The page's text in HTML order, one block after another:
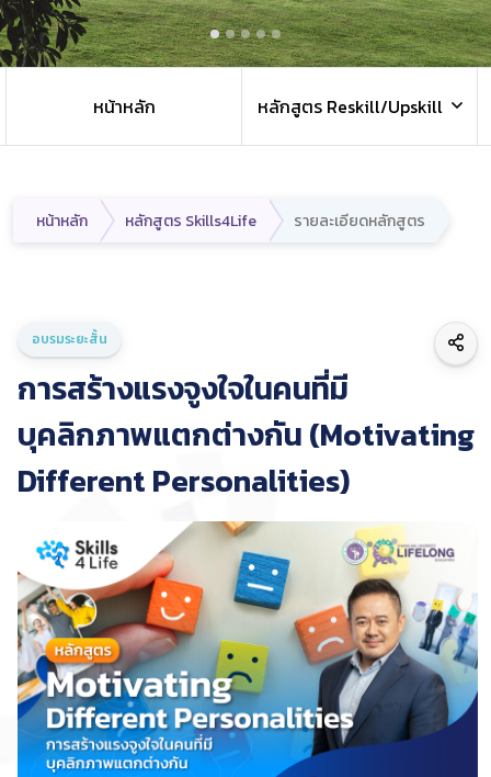
หน้าหลัก หลักสูตร Reskill/Upskill
หน้าหลัก หลักสูตร Skills4Life รายละเอียดหลักสูตร
อบรมระยะสั้น
การสร้างแรงจูงใจในคนที่มี
บุคลิกภาพแตกต่างกัน (Motivating
Different Personalities)